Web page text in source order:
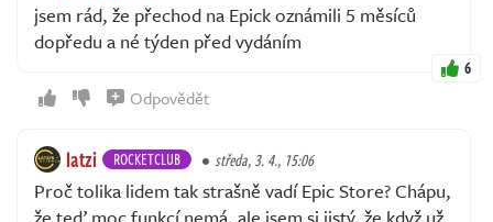
jsem rád, že přechod na Epick oznámili 5 měsíců
dopředu a né týden před vydáním
6
Odpovědět
latzi ROCKETCLUB středa, 3. 4., 15:06
Proč tolika lidem tak strašně vadí Epic Store? Chápu,